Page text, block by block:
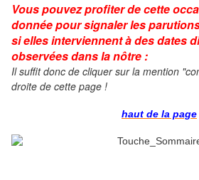
Vous pouvez profiter de cette
donnée pour signaler les
si elles interviennent à des dates
observées dans la nôtre :
Il suffit donc de cliquer sur la mention
droite de cette page !
haut de la page